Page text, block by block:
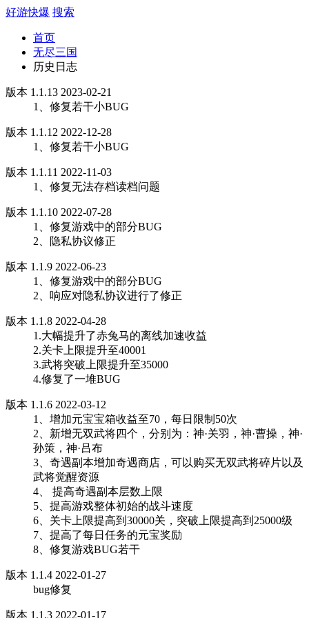
好游快爆 搜索
首页
无尽三国
历史日志
版本 1.1.13 2023-02-21
1、修复若干小BUG
版本 1.1.12 2022-12-28
1、修复若干小BUG
版本 1.1.11 2022-11-03
1、修复无法存档读档问题
版本 1.1.10 2022-07-28
1、修复游戏中的部分BUG
2、隐私协议修正
版本 1.1.9 2022-06-23
1、修复游戏中的部分BUG
2、响应对隐私协议进行了修正
版本 1.1.8 2022-04-28
1.大幅提升了赤兔马的离线加速收益
2.关卡上限提升至40001
3.武将突破上限提升至35000
4.修复了一堆BUG
版本 1.1.6 2022-03-12
1、增加元宝宝箱收益至70，每日限制50次
2、新增无双武将四个，分别为：神·关羽，神·曹操，神·
孙策，神·吕布
3、奇遇副本增加奇遇商店，可以购买无双武将碎片以及
武将觉醒资源
4、 提高奇遇副本层数上限
5、提高游戏整体初始的战斗速度
6、关卡上限提高到30000关，突破上限提高到25000级
7、提高了每日任务的元宝奖励
8、修复游戏BUG若干
版本 1.1.4 2022-01-27
bug修复
版本 1.1.3 2022-01-17